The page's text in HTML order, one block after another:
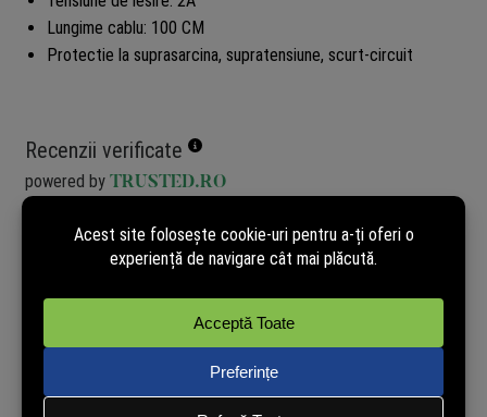
Lungime cablu: 100 CM
Protectie la suprasarcina, supratensiune, scurt-circuit
Recenzii verificate
powered by TRUSTED.RO
Recenzia poate fi lăsată doar de cei care au cumpărat pe site.
Cumpără și tu acum pentru a putea publica opinia ta în mod